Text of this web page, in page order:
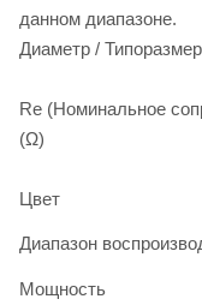
данном диапазоне.
Диаметр / Типоразмер
Re (Номинальное
(Ω)
Цвет
Диапазон
Мощность